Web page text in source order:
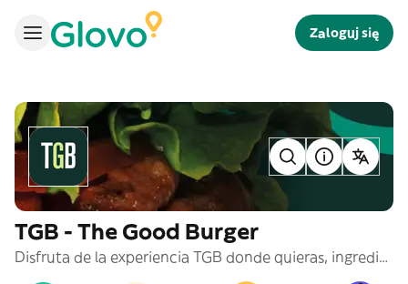
Zaloguj się
TGB - The Good Burger
Disfruta de la experiencia TGB donde quieras, ingredientes frescos y naturales ahora con nuestras burgers más grandes y con la calidad de siempre ¡Vamos con todo!